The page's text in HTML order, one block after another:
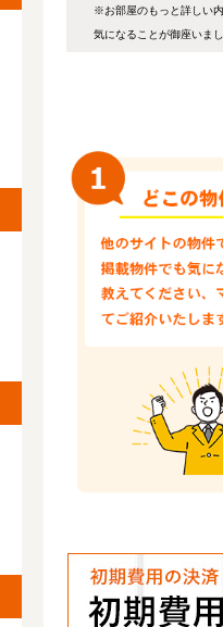
※お部屋のもっと詳しい
気になることが御座いま